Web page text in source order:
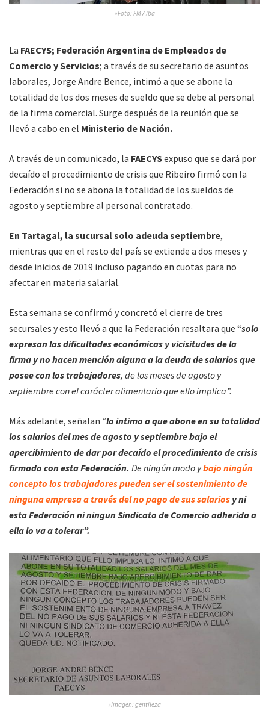
»Foto: FM Alba
La FAECYS; Federación Argentina de Empleados de
Comercio y Servicios; a través de su secretario de asuntos
laborales, Jorge Andre Bence, intimó a que se abone la
totalidad de los dos meses de sueldo que se debe al personal
de la firma comercial. Surge después de la reunión que se
llevó a cabo en el Ministerio de Nación.
A través de un comunicado, la FAECYSexpuso que se dará por
decaído el procedimiento de crisis que Ribeiro firmó con la
Federación si no se abona la totalidad de los sueldos de
agosto y septiembre al personal contratado.
En Tartagal, la sucursal solo adeuda septiembre,
mientras que en el resto del país se extiende a dos meses y
desde inicios de 2019 incluso pagando en cuotas para no
afectar en materia salarial.
Esta semana se confirmó y concretó el cierre de tres
secursales y esto llevó a que la Federación resaltara que “solo
expresan las dificultades económicas y vicisitudes de la
firma y no hacen mención alguna a la deuda de salarios que
posee con los trabajadores, de los meses de agosto y
septiembre con el carácter alimentario que ello implica”.
Más adelante, señalan “lo intimo a que abone en su totalidad
los salarios del mes de agosto y septiembre bajo el
apercibimiento de dar por decaído el procedimiento de crisis
firmado con esta Federación. De ningún modo ybajo ningún
concepto los trabajadores pueden ser el sostenimiento de
ninguna empresa a través del no pago de sus salarios y ni
esta Federación ni ningun Sindicato de Comercio adherida a
ella lo va a tolerar”.
»Imagen: gentileza